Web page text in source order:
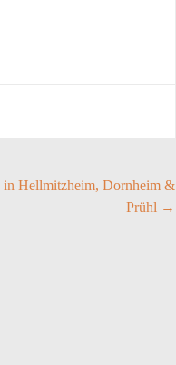
in Hellmitzheim, Dornheim &
Prühl →